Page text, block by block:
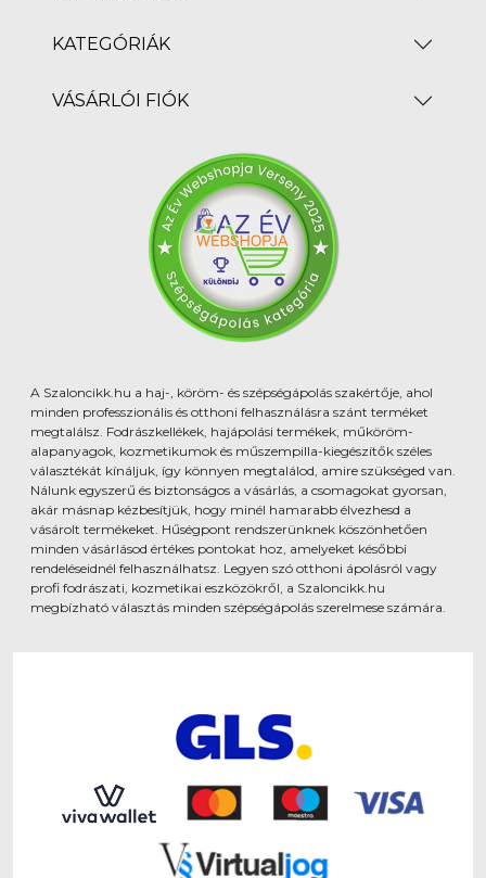
KATEGÓRIÁK
VÁSÁRLÓI FIÓK
A Szaloncikk.hu a haj-, köröm- és szépségápolás szakértője, ahol
minden professzionális és otthoni felhasználásra szánt terméket
megtalálsz. Fodrászkellékek, hajápolási termékek, műköröm-
alapanyagok, kozmetikumok és műszempilla-kiegészítők széles
választékát kínáljuk, így könnyen megtalálod, amire szükséged van.
Nálunk egyszerű és biztonságos a vásárlás, a csomagokat gyorsan,
akár másnap kézbesítjük, hogy minél hamarabb élvezhesd a
vásárolt termékeket. Hűségpont rendszerünknek köszönhetően
minden vásárlásod értékes pontokat hoz, amelyeket későbbi
rendeléseidnél felhasználhatsz. Legyen szó otthoni ápolásról vagy
profi fodrászati, kozmetikai eszközökről, a Szaloncikk.hu
megbízható választás minden szépségápolás szerelmese számára.